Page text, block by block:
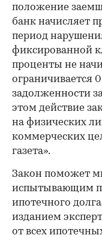
положение
банк начисляет
период
фиксированной
проценты не
ограничивается
задолженности
этом действие
на физических
коммерческих
газета».
Закон поможет
испытывающим
ипотечного
изданием
от всех